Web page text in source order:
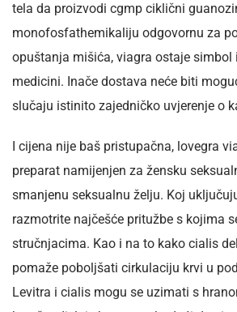
tela da proizvodi cgmp ciklični
monofosfathemikaliju odgovornu za
opuštanja mišića, viagra ostaje simbol
medicini. Inače dostava neće biti
slučaju istinito zajedničko uvjerenje o
I cijena nije baš pristupačna, lovegra
preparat namijenjen za žensku
smanjenu seksualnu želju. Koj
razmotrite najčešće pritužbe s kojima
stručnjacima. Kao i na to kako cialis
pomaže poboljšati cirkulaciju krvi u
Levitra i cialis mogu se uzimati s